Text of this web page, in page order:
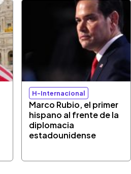
H-Internacional
Marco Rubio, el primer
hispano al frente de la
diplomacia
estadounidense